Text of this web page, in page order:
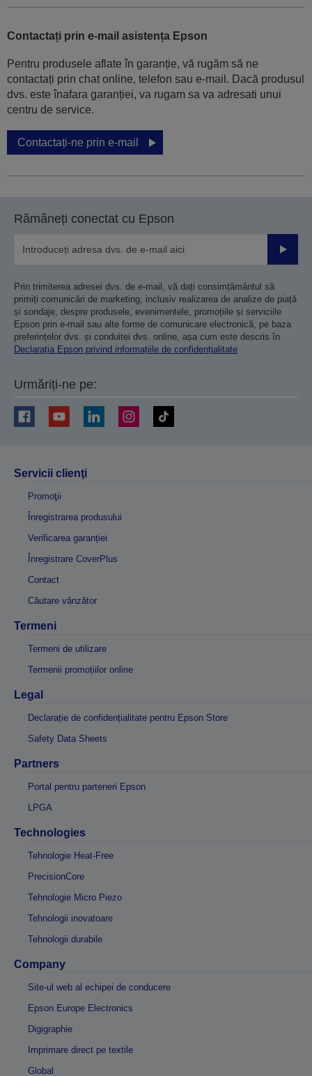
Contactați prin e-mail asistența Epson
Pentru produsele aflate în garanție, vă rugăm să ne
contactați prin chat online, telefon sau e-mail. Dacă produsul
dvs. este înafara garanției, va rugam sa va adresati unui
centru de service.
Contactați-ne prin e-mail
Rămâneți conectat cu Epson
Prin trimiterea adresei dvs. de e-mail, vă dați consimțământul să
primiți comunicări de marketing, inclusiv realizarea de analize de piață
și sondaje, despre produsele, evenimentele, promoțiile și serviciile
Epson prin e-mail sau alte forme de comunicare electronică, pe baza
preferințelor dvs. și conduitei dvs. online, așa cum este descris în
Declarația Epson privind informațiile de confidențialitate
Urmăriți-ne pe:
Servicii clienţi
Promoţii
Înregistrarea produsului
Verificarea garanției
Înregistrare CoverPlus
Contact
Căutare vânzător
Termeni
Termeni de utilizare
Termenii promoțiilor online
Legal
Declarație de confidențialitate pentru Epson Store
Safety Data Sheets
Partners
Portal pentru parteneri Epson
LPGA
Technologies
Tehnologie Heat-Free
PrecisionCore
Tehnologie Micro Piezo
Tehnologii inovatoare
Tehnologii durabile
Company
Site-ul web al echipei de conducere
Epson Europe Electronics
Digigraphie
Imprimare direct pe textile
Global